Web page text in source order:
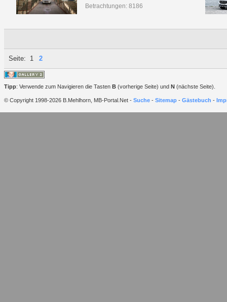
Betrachtungen: 8186
Seite: 1 2
Tipp: Verwende zum Navigieren die Tasten B (vorherige Seite) und N (nächste Seite).
© Copyright 1998-2026 B.Mehlhorn, MB-Portal.Net - Suche - Sitemap - Gästebuch -